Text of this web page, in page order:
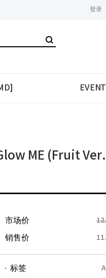
登录
EVENT
ME (Fruit
市场价
销售价
标签